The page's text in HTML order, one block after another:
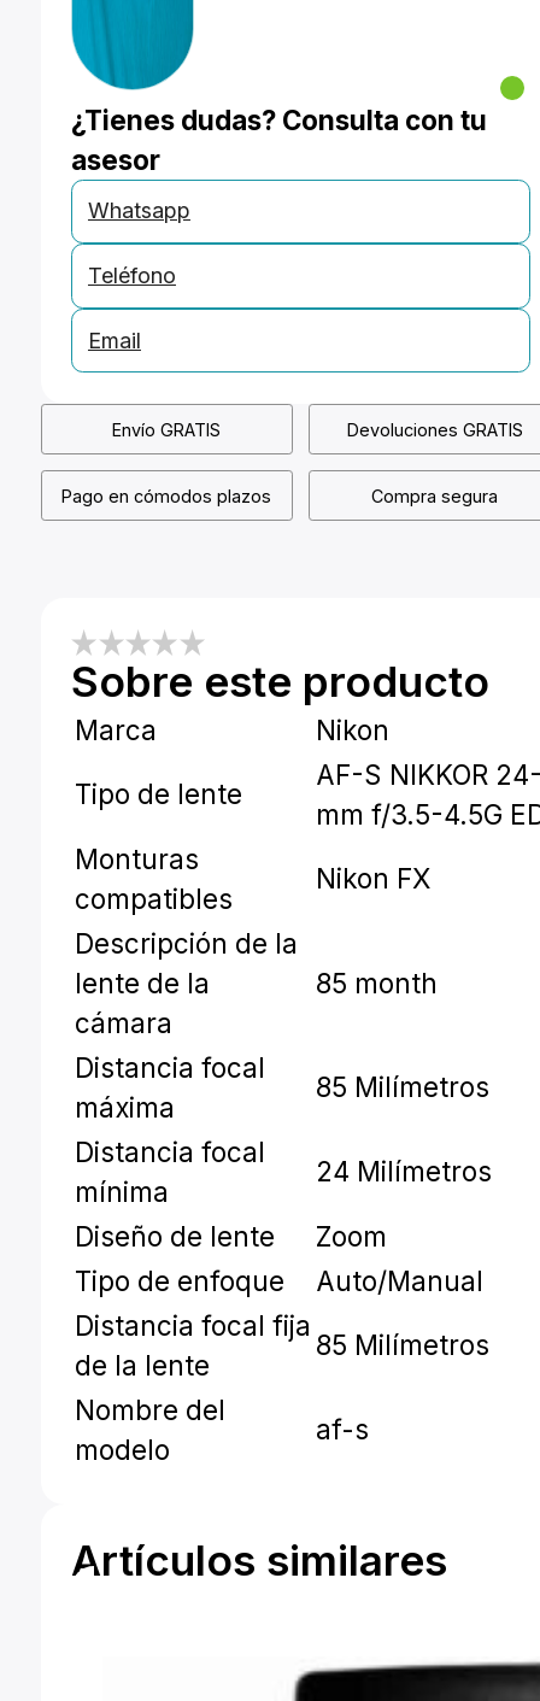
¿Tienes dudas? Consulta con tu
asesor
Whatsapp
Teléfono
Email
Envío GRATIS Devoluciones GRATIS
Pago en cómodos plazos Compra segura
Sobre este producto
Marca
Nikon
Tipo de lente
AF-S NIKKOR
mm f/3.5-4.5G
Monturas
compatibles
Nikon FX
Descripción de la
lente de la
cámara
85 month
Distancia focal
máxima
85 Milímetros
Distancia focal
mínima
24 Milímetros
Diseño de lente
Zoom
Tipo de enfoque
Auto/Manual
Distancia focal fija
de la lente
85 Milímetros
Nombre del
modelo
af-s
Artículos similares